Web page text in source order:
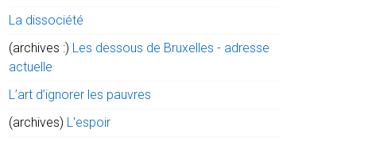
La dissociété
(archives :) Les dessous de Bruxelles - adresse
actuelle
L’art d’ignorer les pauvres
(archives) L'espoir